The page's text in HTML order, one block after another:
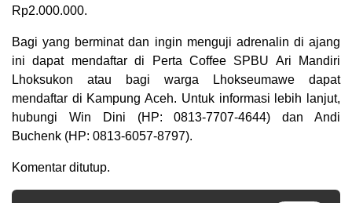
Rp2.000.000.
Bagi yang berminat dan ingin menguji adrenalin di ajang
ini dapat mendaftar di Perta Coffee SPBU Ari Mandiri
Lhoksukon atau bagi warga Lhokseumawe dapat
mendaftar di Kampung Aceh. Untuk informasi lebih lanjut,
hubungi Win Dini (HP: 0813-7707-4644) dan Andi
Buchenk (HP: 0813-6057-8797).
Komentar ditutup.